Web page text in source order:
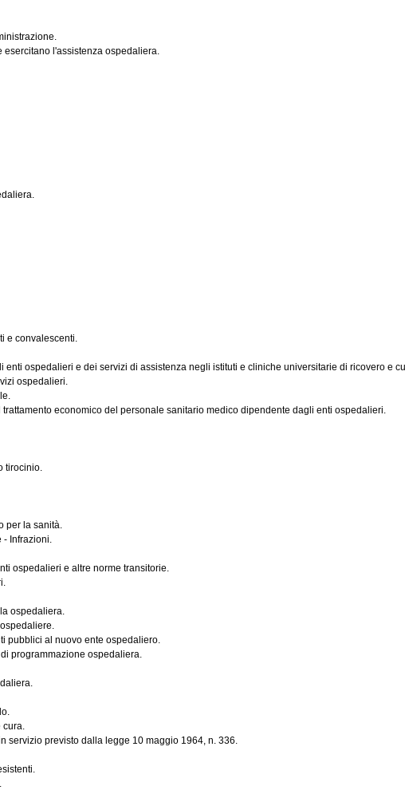
l'assistenza ospedaliera.
e convalescenti.
ospedalieri e dei servizi di assistenza negli istituti e cliniche universitarie di ricovero e
ospedalieri.
economico del personale sanitario medico dipendente dagli enti ospedalieri.
tirocinio.
per la sanità.
- Infrazioni.
ospedalieri e altre norme transitorie.
ospedaliera.
pubblici al nuovo ente ospedaliero.
programmazione ospedaliera.
cura.
servizio previsto dalla legge 10 maggio 1964, n. 336.